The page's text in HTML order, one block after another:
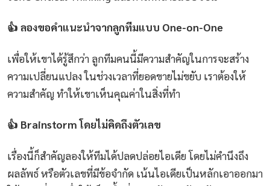
👍 ลองขอคำแนะนำจากลูกทีมแบบ One-on-One
เพื่อให้เขาได้รู้สึกว่า ลูกทีมคนนี้มีความสำคัญในการจะสร้าง
ความเปลี่ยนแปลง ในช่วงเวลาที่ยอดขายไม่ขยับ เราต้องให้
ความสำคัญ ทำให้เขาเห็นคุณค่าในสิ่งที่ทำ
👍 Brainstorm โดยไม่คิดถึงตัวเลข
เรื่องนี้ก็สำคัญลองให้ทีมได้ปลดปล่อยไอเดีย โดยไม่คำนึงถึง
ผลลัพธ์ หรือตัวเลขที่มีข้อจำกัด เน้นไอเดียเป็นหลักเอาออกมา